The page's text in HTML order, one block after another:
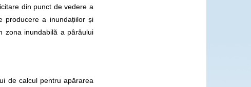
din punct de vedere a
producere a inundațiilor și
zona inundabilă a pârâului
de calcul pentru apărarea